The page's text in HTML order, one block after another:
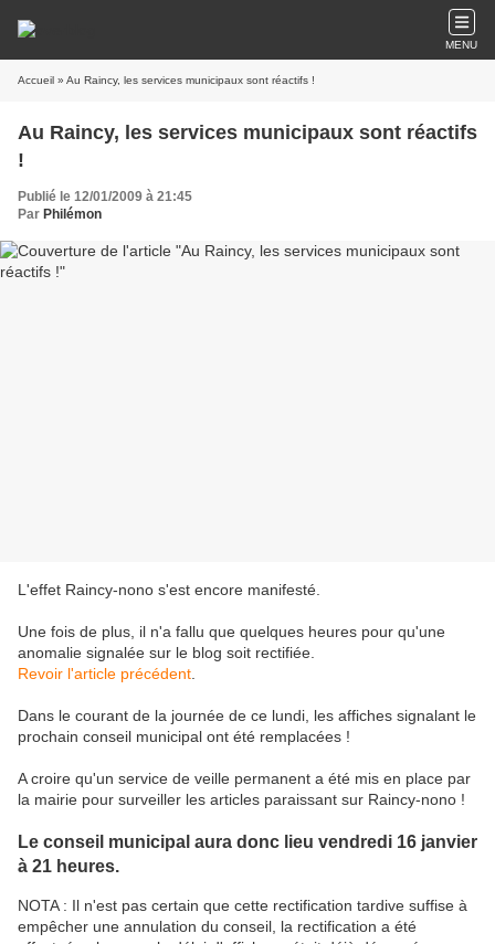
MENU
Accueil » Au Raincy, les services municipaux sont réactifs !
Au Raincy, les services municipaux sont réactifs
!
Publié le 12/01/2009 à 21:45
Par Philémon
L'effet Raincy-nono s'est encore manifesté.
Une fois de plus, il n'a fallu que quelques heures pour qu'une
anomalie signalée sur le blog soit rectifiée.
Revoir l'article précédent
Dans le courant de la journée de ce lundi, les affiches signalant le
prochain conseil municipal ont été remplacées !
A croire qu'un service de veille permanent a été mis en place par
la mairie pour surveiller les articles paraissant sur Raincy-nono !
Le conseil municipal aura donc lieu vendredi 16 janvier
à 21 heures.
NOTA : Il n'est pas certain que cette rectification tardive suffise à
empêcher une annulation du conseil, la rectification a été